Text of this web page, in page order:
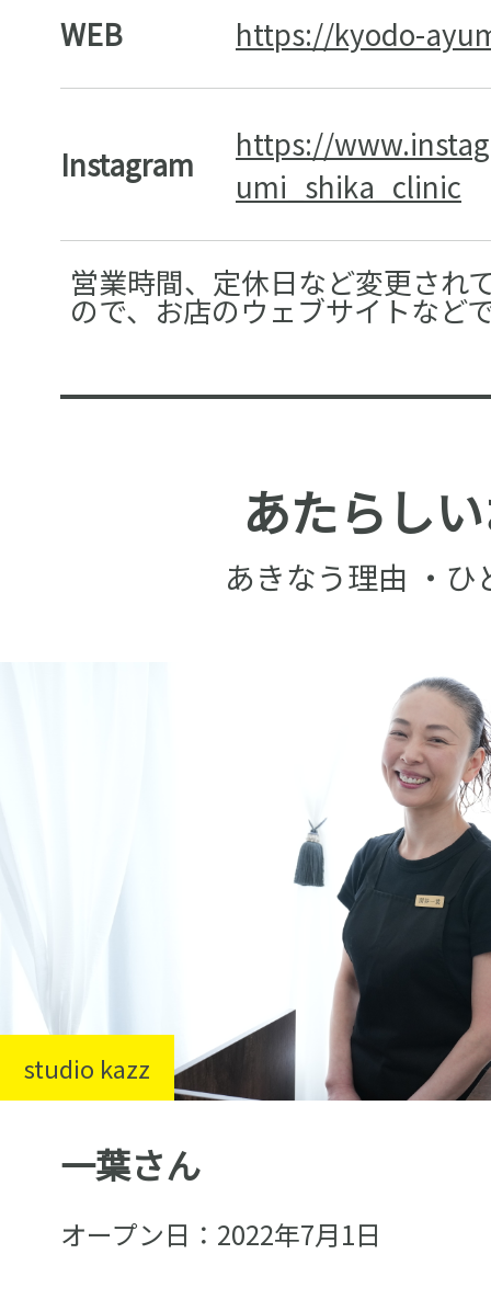
WEB https://kyodo-
Instagram
https://
umi_shika_clinic
営業時間、定休日など変更され
ので、お店のウェブサイトなど
あたらし
あきなう理由 ・ひ
studio kazz
一葉さん
オープン日：2022年7月1日